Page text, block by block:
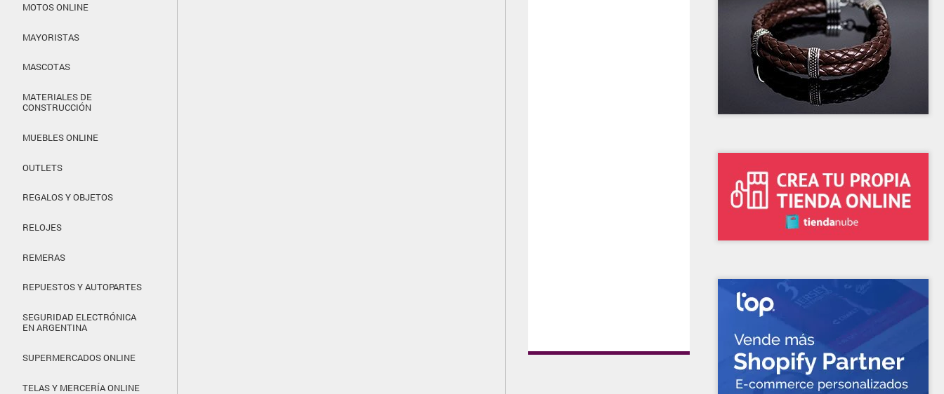
MOTOS ONLINE
MAYORISTAS
MASCOTAS
MATERIALES DE
CONSTRUCCIÓN
MUEBLES ONLINE
OUTLETS
REGALOS Y OBJETOS
RELOJES
REMERAS
REPUESTOS Y AUTOPARTES
SEGURIDAD ELECTRÓNICA
EN ARGENTINA
SUPERMERCADOS ONLINE
TELAS Y MERCERÍA ONLINE